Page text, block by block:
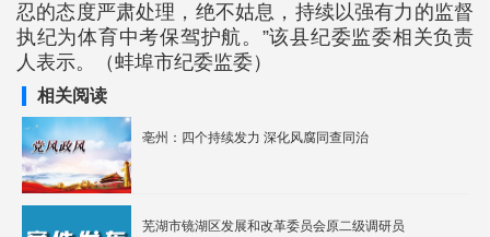
忍的态度严肃处理，绝不姑息，持续以强有力的监督
执纪为体育中考保驾护航。”该县纪委监委相关负责
人表示。（蚌埠市纪委监委）
相关阅读
亳州：四个持续发力 深化风腐同查同治
芜湖市镜湖区发展和改革委员会原二级调研员